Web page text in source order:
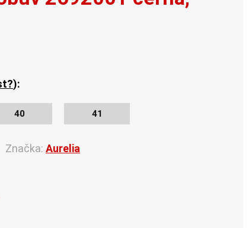
):
40 41
Značka: Aurelia